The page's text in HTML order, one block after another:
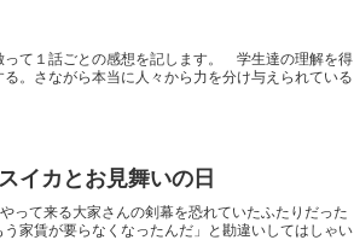
って１話ごとの感想を記します。 学生達の理解を得
。さながら本当に人々から力を分け与えられている
イカとお見舞いの日
って来る大家さんの剣幕を恐れていたふたりだった
家賃が要らなくなったんだ」と勘違いしてはしゃい